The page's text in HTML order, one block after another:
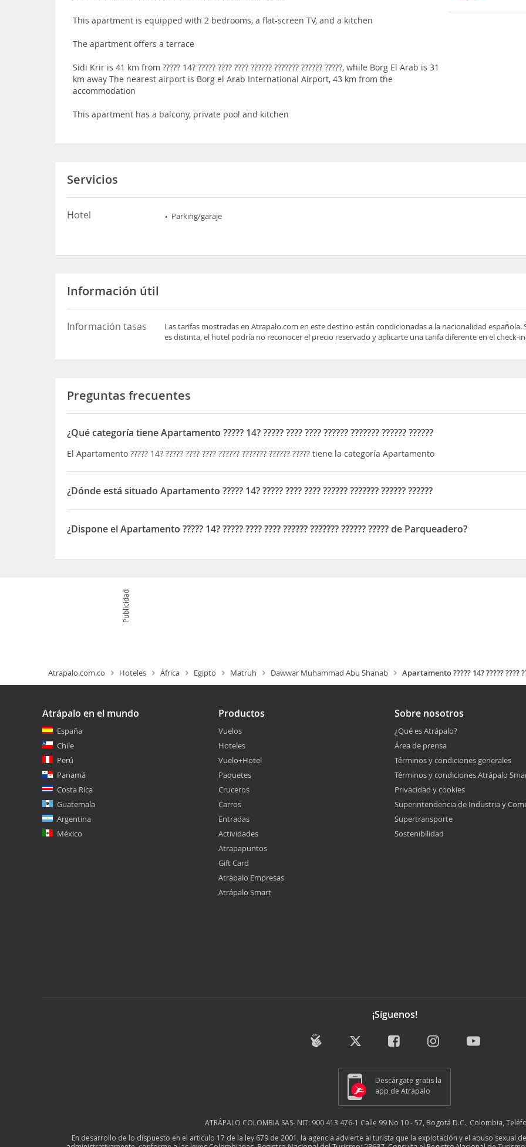
This apartment is equipped with 2 bedrooms, a flat-screen TV, and a kitchen
The apartment offers a terrace
Sidi Krir is 41 km from ????? 14? ????? ???? ???? ?????? ??????? ?????? ?????, while Borg El Arab is 31
km away The nearest airport is Borg el Arab International Airport, 43 km from the
accommodation
This apartment has a balcony, private pool and kitchen
Servicios
Hotel Parking/garaje
Información útil
Información tasas
Las tarifas mostradas en Atrapalo.com en este destino están condicionadas a la nacionalidad española.
es distinta, el hotel podría no reconocer el precio reservado y aplicarte una tarifa diferente en el check-
Preguntas frecuentes
¿Qué categoría tiene Apartamento ????? 14? ????? ???? ???? ?????? ??????? ?????? ??????
El Apartamento ????? 14? ????? ???? ???? ?????? ??????? ?????? ????? tiene la categoría Apartamento
¿Dónde está situado Apartamento ????? 14? ????? ???? ???? ?????? ??????? ?????? ??????
El Apartamento ????? 14? ????? ???? ???? ?????? ??????? ?????? ????? está situado en ?????? ??????? ????? 14G ????
¿Dispone el Apartamento ????? 14? ????? ???? ???? ?????? ??????? ?????? ????? de Parqueadero?
Publicidad
Atrapalo.com.co Hoteles África Egipto Matruh Dawwar Muhammad Abu Shanab Apartamento ????? 14? ????? ????
Atrápalo en el mundo
España
Chile
Perú
Panamá
Costa Rica
Guatemala
Argentina
México
Productos
Vuelos
Hoteles
Vuelo+Hotel
Paquetes
Cruceros
Carros
Entradas
Actividades
Atrapapuntos
Gift Card
Atrápalo Empresas
Atrápalo Smart
Sobre nosotros
¿Qué es Atrápalo?
Área de prensa
Términos y condiciones generales
Términos y condiciones Atrápalo
Privacidad y cookies
Superintendencia de Industria y
Supertransporte
Sostenibilidad
¡Síguenos!
Descárgate gratis la
app de Atrápalo
ATRÁPALO COLOMBIA SAS- NIT: 900 413 476-1 Calle 99 No 10 - 57, Bogotá D.C., Colombia,
En desarrollo de lo dispuesto en el articulo 17 de la ley 679 de 2001, la agencia advierte al turista que la explotación y el abuso sexual